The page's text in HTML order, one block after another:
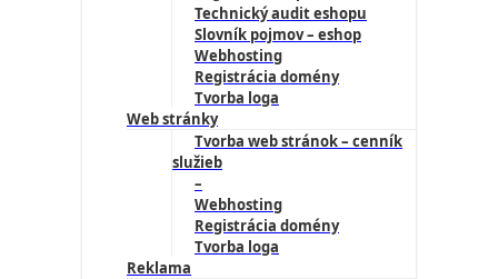
Technický audit eshopu
Slovník pojmov – eshop
Webhosting
Registrácia domény
Tvorba loga
Web stránky
Tvorba web stránok – cenník
služieb
–
Webhosting
Registrácia domény
Tvorba loga
Reklama